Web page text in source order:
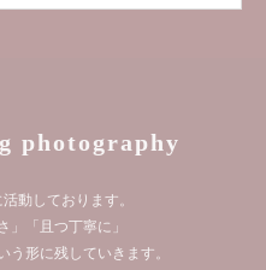
photography
動しております。
」「且つ丁寧に」
う形に残していきます。